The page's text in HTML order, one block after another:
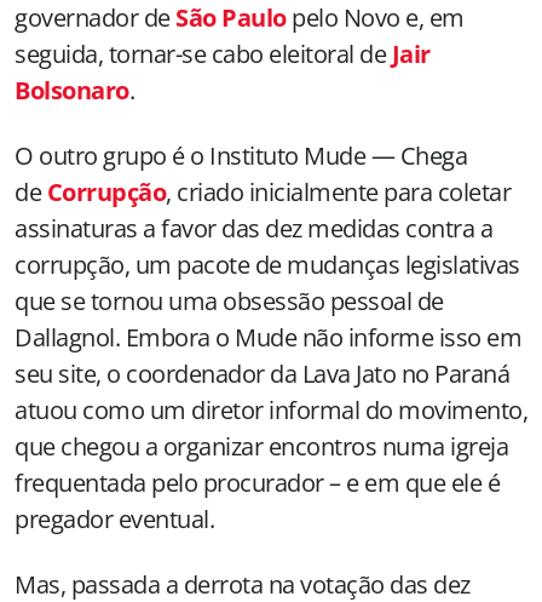
governador deSão Paulopelo Novo e, em
seguida, tornar-se cabo eleitoral deJair
Bolsonaro.
O outro grupo é o Instituto Mude — Chega
deCorrupção, criado inicialmente para coletar
assinaturas a favor das dez medidas contra a
corrupção, um pacote de mudanças legislativas
que se tornou uma obsessão pessoal de
Dallagnol. Embora o Mude não informe isso em
seu site, o coordenador da Lava Jato no Paraná
atuou como um diretor informal do movimento,
que chegou a organizar encontros numa igreja
frequentada pelo procurador – e em que ele é
pregador eventual.
Mas, passada a derrota na votação das dez